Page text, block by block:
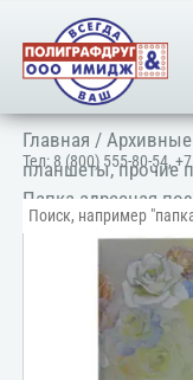
Тел:8 (800) 555-80-54,
Главная /
планшеты, прочие
Папка адресная